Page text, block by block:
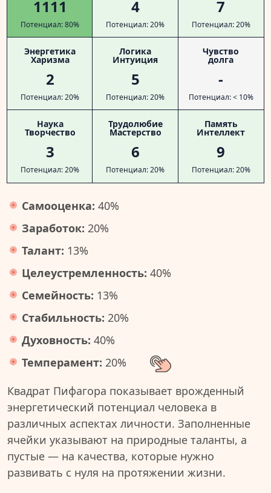
1111
Потенциал: 80%
4
Потенциал: 20%
7
Потенциал: 20%
Энергетика
Харизма
2
Потенциал: 20%
Логика
Интуиция
5
Потенциал: 20%
Чувство
долга
-
Потенциал: < 10%
Наука
Творчество
3
Потенциал: 20%
Трудолюбие
Мастерство
6
Потенциал: 20%
Память
Интеллект
9
Потенциал: 20%
Самооценка: 40%
Заработок: 20%
Талант: 13%
Целеустремленность: 40%
Семейность: 13%
Стабильность: 20%
Духовность: 40%
Темперамент: 20%
Квадрат Пифагора показывает врожденный
энергетический потенциал человека в
различных аспектах личности. Заполненные
ячейки указывают на природные таланты, а
пустые — на качества, которые нужно
развивать с нуля на протяжении жизни.